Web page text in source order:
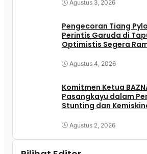
Agustus 3, 2026
Pengecoran Tiang
Perintis Garuda di
Optimistis Segera
Agustus 4, 2026
Komitmen Ketua
Pasangkayu dalam
Stunting dan
Agustus 2, 2026